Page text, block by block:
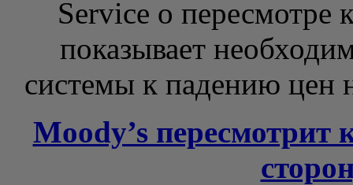
Service о пересмотре
показывает
системы к падению цен
Moody’s пересмотрит